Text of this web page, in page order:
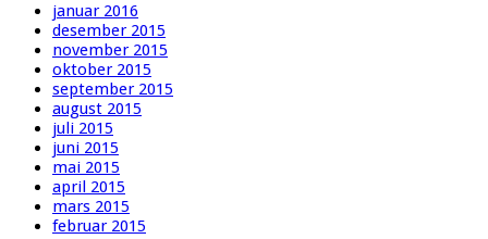
januar 2016
desember 2015
november 2015
oktober 2015
september 2015
august 2015
juli 2015
juni 2015
mai 2015
april 2015
mars 2015
februar 2015